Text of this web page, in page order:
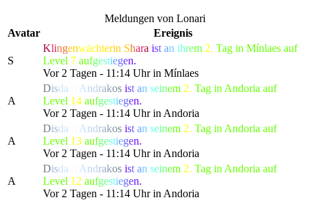
Meldungen von Lonari
Avatar
Ereignis
S
Klingenwächterin Shara ist an ihrem 2. Tag in Mínlaes auf
Level 7 aufgestiegen.
Vor 2 Tagen - 11:14 Uhr in Mínlaes
A
Disda Andrakos ist an seinem 2. Tag in Andoria auf
Level 14 aufgestiegen.
Vor 2 Tagen - 11:14 Uhr in Andoria
A
Disda Andrakos ist an seinem 2. Tag in Andoria auf
Level 13 aufgestiegen.
Vor 2 Tagen - 11:14 Uhr in Andoria
A
Disda Andrakos ist an seinem 2. Tag in Andoria auf
Level 12 aufgestiegen.
Vor 2 Tagen - 11:14 Uhr in Andoria